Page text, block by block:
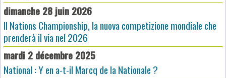
dimanche 28 juin 2026
Il Nations Championship, la nuova competizione mondiale che
prenderà il via nel 2026
mardi 2 décembre 2025
National : Y en a-t-il Marcq de la Nationale ?